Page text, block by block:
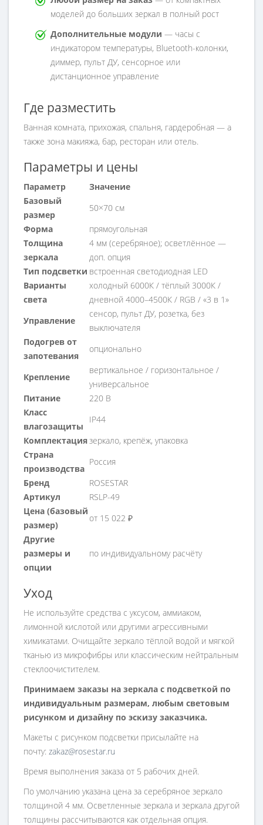
моделей до больших зеркал в полный рост
Дополнительные модули — часы с
индикатором температуры, Bluetooth-колонки,
диммер, пульт ДУ, сенсорное или
дистанционное управление
Где разместить
Ванная комната, прихожая, спальня, гардеробная — а
также зона макияжа, бар, ресторан или отель.
Параметры и цены
Параметр
Значение
Базовый
размер
50×70 см
Форма
прямоугольная
Толщина
зеркала
4 мм (серебряное); осветлённое —
доп. опция
Тип подсветки встроенная светодиодная LED
Варианты
света
холодный 6000К / тёплый 3000К /
дневной 4000–4500К / RGB / «3 в 1»
Управление
сенсор, пульт ДУ, розетка, без
выключателя
Подогрев от
запотевания
опционально
Крепление
вертикальное / горизонтальное /
универсальное
Питание
220 В
Класс
влагозащиты
IP44
Комплектациязеркало, крепёж, упаковка
Страна
производства
Россия
Бренд
ROSESTAR
Артикул
RSLP-49
Цена (базовый
размер)
от 15 022 ₽
Другие
размеры и
опции
по индивидуальному расчёту
Уход
Не используйте средства с уксусом, аммиаком,
лимонной кислотой или другими агрессивными
химикатами. Очищайте зеркало тёплой водой и мягкой
тканью из микрофибры или классическим нейтральным
стеклоочистителем.
Принимаем заказы на зеркала с подсветкой по
индивидуальным размерам, любым световым
рисунком и дизайну по эскизу заказчика.
Макеты с рисунком подсветки присылайте на
почту: zakaz@rosestar.ru
Время выполнения заказа от 5 рабочих дней.
По умолчанию указана цена за серебряное зеркало
толщиной 4 мм. Осветленные зеркала и зеркала другой
толщины рассчитываются как отдельная опция.